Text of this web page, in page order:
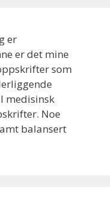
er
er det mine
som
medisinsk
Noe
balansert